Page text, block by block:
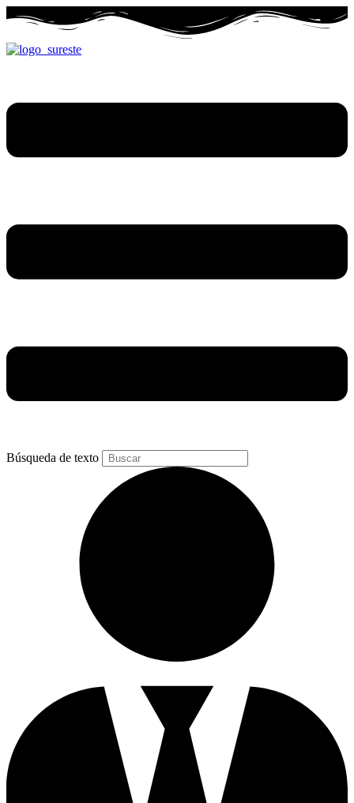
contenido
Búsqueda de texto